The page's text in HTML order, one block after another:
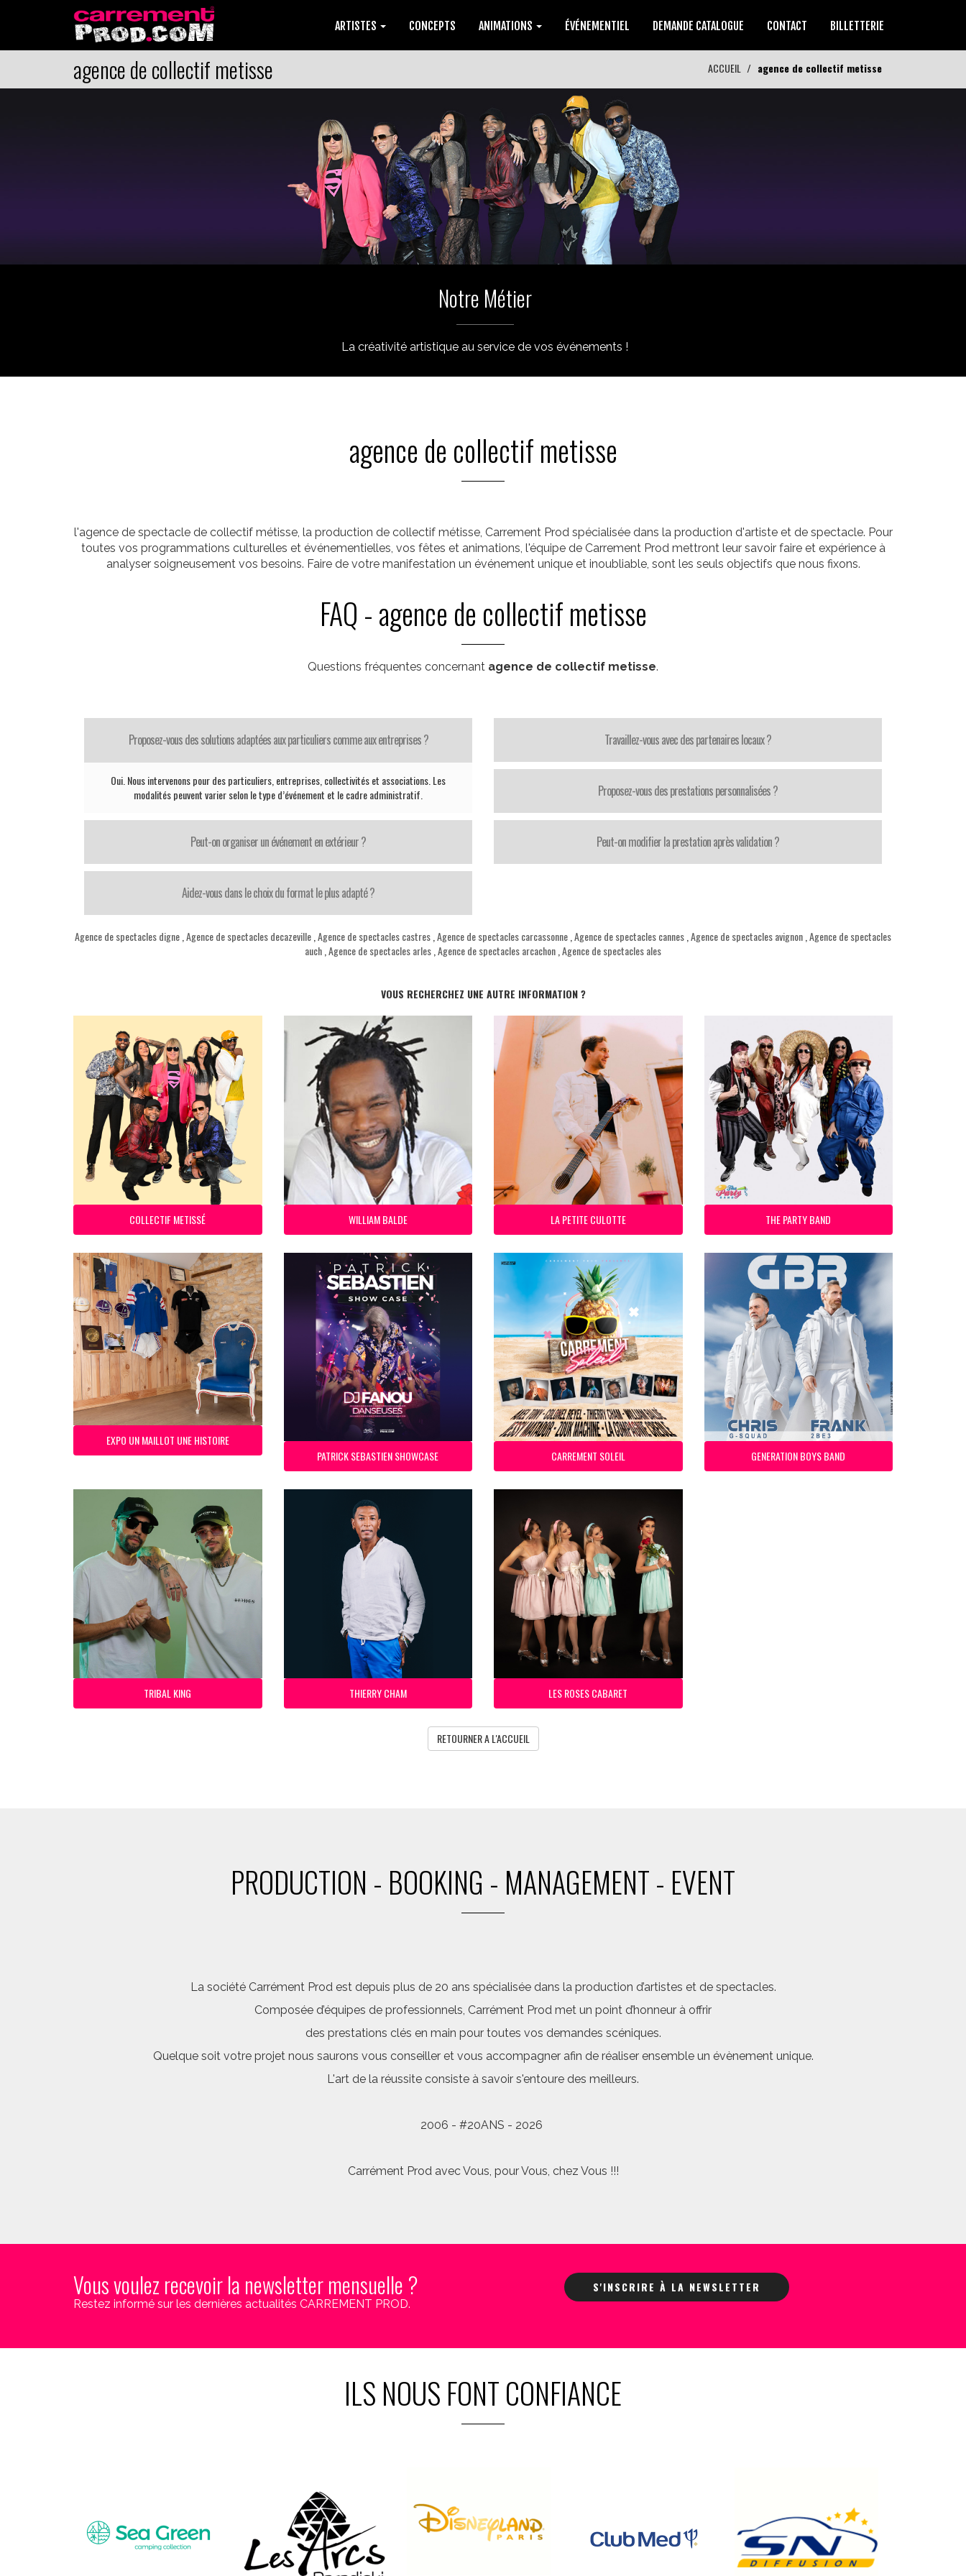
ARTISTES CONCEPTS ANIMATIONS ÉVÉNEMENTIEL DEMANDE CATALOGUE CONTACT BILLETTERIE
agence de collectif metisse ACCUEIL agence de collectif metisse
Notre Métier
La créativité artistique au service de vos événements !
agence de collectif metisse
l'agence de spectacle de collectif métisse, la production de collectif métisse, Carrement Prod spécialisée dans la production d'artiste et de spectacle. Pour
toutes vos programmations culturelles et événementielles, vos fêtes et animations, l'équipe de Carrement Prod mettront leur savoir faire et expérience à
analyser soigneusement vos besoins. Faire de votre manifestation un événement unique et inoubliable, sont les seuls objectifs que nous fixons.
FAQ - agence de collectif metisse
Questions fréquentes concernant agence de collectif metisse.
Proposez-vous des solutions adaptées aux particuliers comme aux entreprises ?
Oui. Nous intervenons pour des particuliers, entreprises, collectivités et associations. Les
modalités peuvent varier selon le type d’événement et le cadre administratif.
Peut-on organiser un événement en extérieur ?
Aidez-vous dans le choix du format le plus adapté ?
Travaillez-vous avec des partenaires locaux ?
Proposez-vous des prestations personnalisées ?
Peut-on modifier la prestation après validation ?
Agence de spectacles digne Agence de spectacles decazeville Agence de spectacles castres Agence de spectacles carcassonne Agence de spectacles cannes Agence de spectacles avignon Agence de spectacles
auch Agence de spectacles arles Agence de spectacles arcachon Agence de spectacles ales
VOUS RECHERCHEZ UNE AUTRE INFORMATION ?
COLLECTIF METISSÉ WILLIAM BALDE LA PETITE CULOTTE THE PARTY BAND
EXPO UN MAILLOT UNE HISTOIRE
PATRICK SEBASTIEN SHOWCASE
CARREMENT SOLEIL GENERATION BOYS BAND
TRIBAL KING THIERRY CHAM LES ROSES CABARET
RETOURNER A L'ACCUEIL
PRODUCTION - BOOKING - MANAGEMENT - EVENT
La société Carrément Prod est depuis plus de 20 ans spécialisée dans la production d’artistes et de spectacles.
Composée d’équipes de professionnels, Carrément Prod met un point d’honneur à offrir
des prestations clés en main pour toutes vos demandes scéniques.
Quelque soit votre projet nous saurons vous conseiller et vous accompagner afin de réaliser ensemble un évènement unique.
L'art de la réussite consiste à savoir s'entoure des meilleurs.
2006 - #20ANS - 2026
Carrément Prod avec Vous, pour Vous, chez Vous !!!
Vous voulez recevoir la newsletter mensuelle ?
Restez informé sur les dernières actualités CARREMENT PROD.
S'INSCRIRE À LA NEWSLETTER
ILS NOUS FONT CONFIANCE